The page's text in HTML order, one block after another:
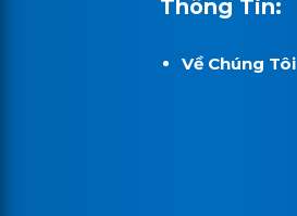
Thông Tin:
Về Chúng Tôi